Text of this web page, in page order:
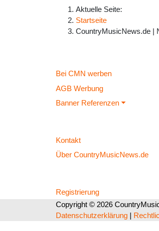
Aktuelle Seite:
Startseite
CountryMusicNews.de |
Bei CMN werben
AGB Werbung
Banner Referenzen
Kontakt
Über CountryMusicNews.de
Registrierung
Copyright © 2026
Datenschutzerklärung |